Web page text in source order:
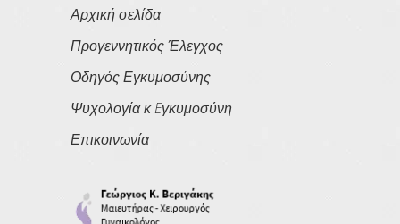
Αρχική σελίδα
Προγεννητικός Έλεγχος
Οδηγός Εγκυμοσύνης
Ψυχολογία κ Eγκυμοσύνη
Επικοινωνία